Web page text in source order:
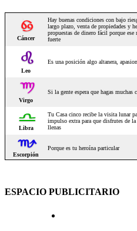
ESPACIO PUBLICITARIO